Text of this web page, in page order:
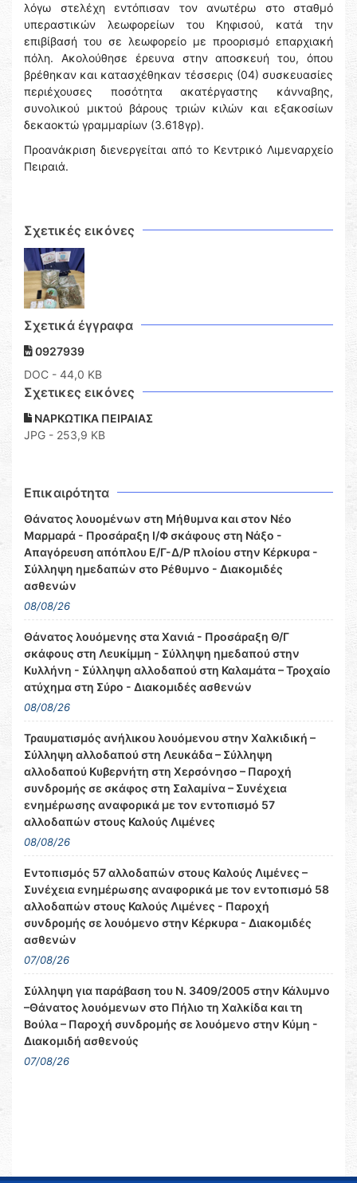
λόγω στελέχη εντόπισαν τον ανωτέρω στο σταθμό
υπεραστικών λεωφορείων του Κηφισού, κατά την
επιβίβασή του σε λεωφορείο με προορισμό επαρχιακή
πόλη. Ακολούθησε έρευνα στην αποσκευή του, όπου
βρέθηκαν και κατασχέθηκαν τέσσερις (04) συσκευασίες
περιέχουσες ποσότητα ακατέργαστης κάνναβης,
συνολικού μικτού βάρους τριών κιλών και εξακοσίων
δεκαοκτώ γραμμαρίων (3.618γρ).
Προανάκριση διενεργείται από το Κεντρικό Λιμεναρχείο
Πειραιά.
Σχετικές εικόνες
Σχετικά έγγραφα
0927939
DOC - 44,0 KB
Σχετικες εικόνες
ΝΑΡΚΩΤΙΚΑ ΠΕΙΡΑΙΑΣ
JPG - 253,9 KB
Επικαιρότητα
Θάνατος λουομένων στη Μήθυμνα και στον Νέο
Μαρμαρά - Προσάραξη Ι/Φ σκάφους στη Νάξο -
Απαγόρευση απόπλου Ε/Γ-Δ/Ρ πλοίου στην Κέρκυρα -
Σύλληψη ημεδαπών στο Ρέθυμνο - Διακομιδές
ασθενών
08/08/26
Θάνατος λουόμενης στα Χανιά - Προσάραξη Θ/Γ
σκάφους στη Λευκίμμη - Σύλληψη ημεδαπού στην
Κυλλήνη - Σύλληψη αλλοδαπού στη Καλαμάτα – Τροχαίο
ατύχημα στη Σύρο - Διακομιδές ασθενών
08/08/26
Τραυματισμός ανήλικου λουόμενου στην Χαλκιδική –
Σύλληψη αλλοδαπού στη Λευκάδα – Σύλληψη
αλλοδαπού Κυβερνήτη στη Χερσόνησο – Παροχή
συνδρομής σε σκάφος στη Σαλαμίνα – Συνέχεια
ενημέρωσης αναφορικά με τον εντοπισμό 57
αλλοδαπών στους Καλούς Λιμένες
08/08/26
Εντοπισμός 57 αλλοδαπών στους Καλούς Λιμένες –
Συνέχεια ενημέρωσης αναφορικά με τον εντοπισμό 58
αλλοδαπών στους Καλούς Λιμένες - Παροχή
συνδρομής σε λουόμενο στην Κέρκυρα - Διακομιδές
ασθενών
07/08/26
Σύλληψη για παράβαση του Ν. 3409/2005 στην Κάλυμνο
–Θάνατος λουόμενων στο Πήλιο τη Χαλκίδα και τη
Βούλα – Παροχή συνδρομής σε λουόμενο στην Κύμη -
Διακομιδή ασθενούς
07/08/26